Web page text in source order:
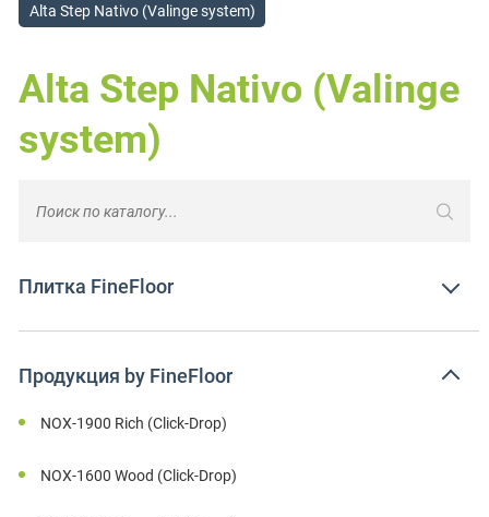
Alta Step Nativo (Valinge system)
Alta Step Nativo (Valinge
system)
Плитка FineFloor
Продукция by FineFloor
NOX-1900 Rich (Click-Drop)
NOX-1600 Wood (Click-Drop)